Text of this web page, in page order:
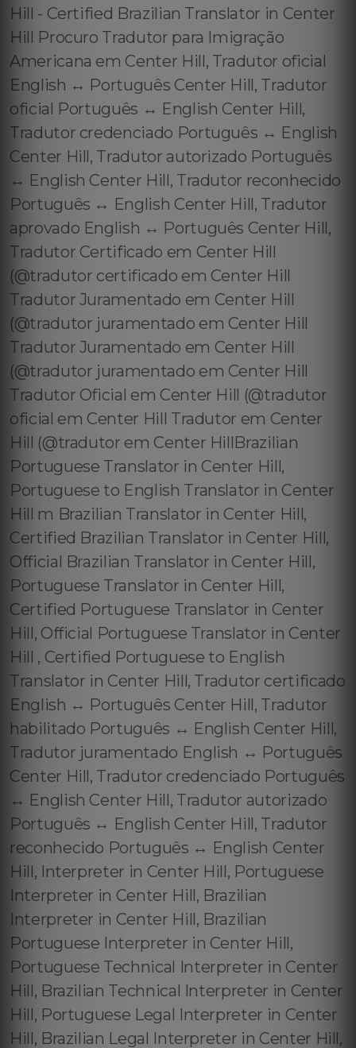
Hill - Certified Brazilian Translator in Center
Hill Procuro Tradutor para Imigração
Americana em Center Hill, Tradutor oficial
English ↔️ Português Center Hill, Tradutor
oficial Português ↔️ English Center Hill,
Tradutor credenciado Português ↔️ English
Center Hill, Tradutor autorizado Português
↔️ English Center Hill, Tradutor reconhecido
Português ↔️ English Center Hill, Tradutor
aprovado English ↔️ Português Center Hill,
Tradutor Certificado em Center Hill
(@tradutor certificado em Center Hill
Tradutor Juramentado em Center Hill
(@tradutor juramentado em Center Hill
Tradutor Juramentado em Center Hill
(@tradutor juramentado em Center Hill
Tradutor Oficial em Center Hill (@tradutor
oficial em Center Hill Tradutor em Center
Hill (@tradutor em Center HillBrazilian
Portuguese Translator in Center Hill,
Portuguese to English Translator in Center
Hill m Brazilian Translator in Center Hill,
Certified Brazilian Translator in Center Hill,
Official Brazilian Translator in Center Hill,
Portuguese Translator in Center Hill,
Certified Portuguese Translator in Center
Hill, Official Portuguese Translator in Center
Hill , Certified Portuguese to English
Translator in Center Hill, Tradutor certificado
English ↔️ Português Center Hill, Tradutor
habilitado Português ↔️ English Center Hill,
Tradutor juramentado English ↔️ Português
Center Hill, Tradutor credenciado Português
↔️ English Center Hill, Tradutor autorizado
Português ↔️ English Center Hill, Tradutor
reconhecido Português ↔️ English Center
Hill, Interpreter in Center Hill, Portuguese
Interpreter in Center Hill, Brazilian
Interpreter in Center Hill, Brazilian
Portuguese Interpreter in Center Hill,
Portuguese Technical Interpreter in Center
Hill, Brazilian Technical Interpreter in Center
Hill, Portuguese Legal Interpreter in Center
Hill, Brazilian Legal Interpreter in Center Hill,